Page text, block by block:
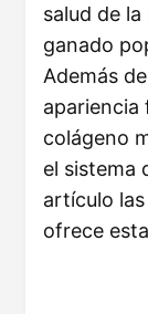
salud de
ganado
Además
apariencia
colágeno
el sistema
artículo
ofrece